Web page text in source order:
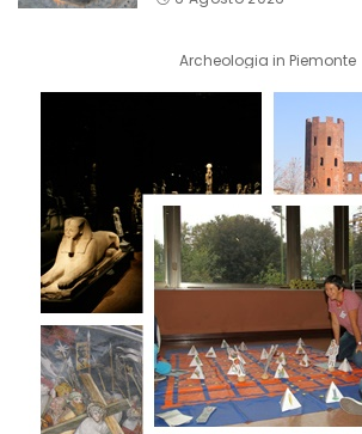
Archeologia in Piemonte